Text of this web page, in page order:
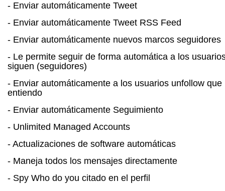
- Enviar automáticamente Tweet
- Enviar automáticamente Tweet RSS Feed
- Enviar automáticamente nuevos marcos seguidores
- Le permite seguir de forma automática a los
siguen (seguidores)
- Enviar automáticamente a los usuarios unfollow que
entiendo
- Enviar automáticamente Seguimiento
- Unlimited Managed Accounts
- Actualizaciones de software automáticas
- Maneja todos los mensajes directamente
- Spy Who do you citado en el perfil